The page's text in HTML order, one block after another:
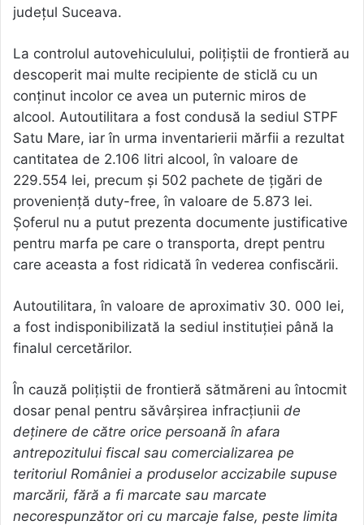
județul Suceava.
La controlul autovehiculului, polițiștii de frontieră au
descoperit mai multe recipiente de sticlă cu un
conținut incolor ce avea un puternic miros de
alcool. Autoutilitara a fost condusă la sediul STPF
Satu Mare, iar în urma inventarierii mărfii a rezultat
cantitatea de 2.106 litri alcool, în valoare de
229.554 lei, precum și 502 pachete de țigări de
proveniență duty-free, în valoare de 5.873 lei.
Șoferul nu a putut prezenta documente justificative
pentru marfa pe care o transporta, drept pentru
care aceasta a fost ridicată în vederea confiscării.
Autoutilitara, în valoare de aproximativ 30. 000 lei,
a fost indisponibilizată la sediul instituției până la
finalul cercetărilor.
În cauză polițiștii de frontieră sătmăreni au întocmit
dosar penal pentru săvârșirea infracțiunii de
deținere de către orice persoană în afara
antrepozitului fiscal sau comercializarea pe
teritoriul României a produselor accizabile supuse
marcării, fără a fi marcate sau marcate
necorespunzător ori cu marcaje false, peste limita